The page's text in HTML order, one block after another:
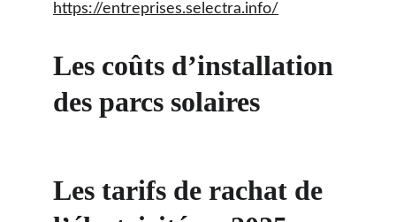
Les coûts d’installation
des parcs solaires
Les tarifs de rachat de
https://entreprises.selectra.info/